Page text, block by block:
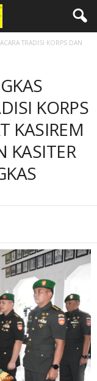
TRADISI KORPS DAN
KORPS
KASIREM
KASITER